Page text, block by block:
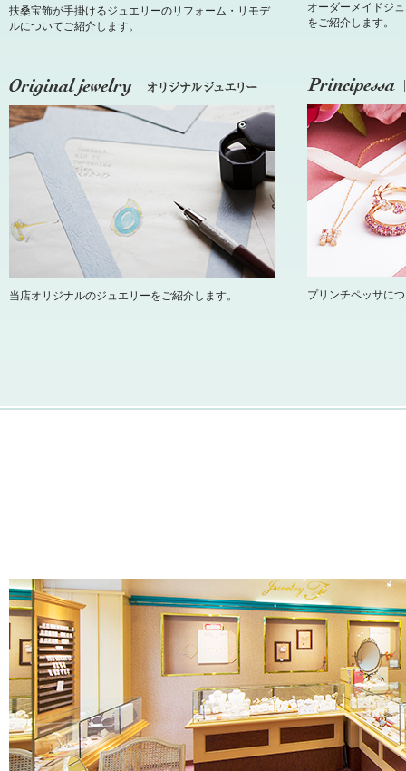
扶桑宝飾が手掛けるジュエリーのリフォーム・リモデ
ルについてご紹介します。
オーダーメイドジ
をご紹介します。
当店オリジナルのジュエリーをご紹介します。 プリンチペッサに